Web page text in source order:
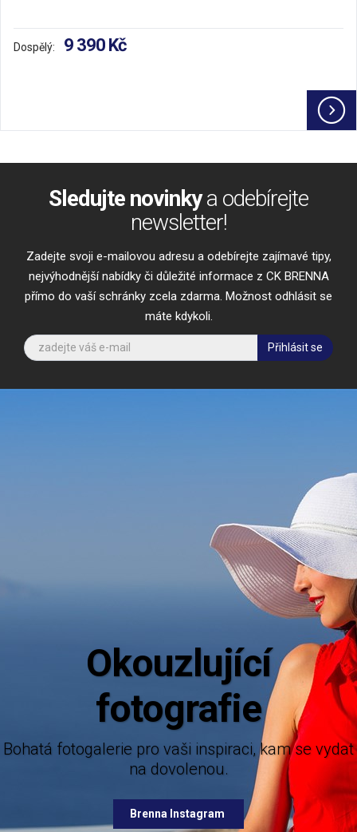
Dospělý: 9 390 Kč
Sledujte novinkya odebírejte
newsletter!
Zadejte svoji e-mailovou adresu a odebírejte zajímavé tipy,
nejvýhodnější nabídky či důležité informace z CK BRENNA
přímo do vaší schránky zcela zdarma. Možnost odhlásit se
máte kdykoli.
Přihlásit se
pro vaši inspiraci, kam se vydat
Brenna Instagram
Aktuální
Mějte dokonalý přehled o novinkách z
nabízených destinací.
Brenna Facebook